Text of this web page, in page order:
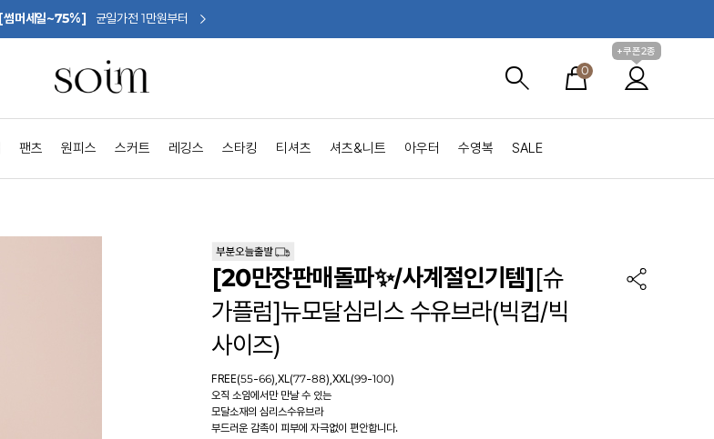
[썸머세일~75%] 균일가전 1만원부터
0
+쿠폰2종
팬츠 원피스 스커트 레깅스 스타킹 티셔츠 셔츠&니트 아우터 수영복 SALE
[20만장판매돌파✨/사계절인기템][슈
가플럼]뉴모달심리스 수유브라(빅컵/빅
사이즈)
FREE(55-66),XL(77-88),XXL(99-100)
오직 소임에서만 만날 수 있는
모달소재의 심리스수유브라
부드러운 감촉이 피부에 자극없이 편안합니다.